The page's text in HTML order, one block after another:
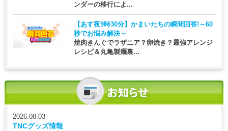
ンダーの移行によ...
【あす夜9時30分】 かまいたちの瞬間回答!～60
秒でお悩み解決～
焼肉きんぐでラザニア？卵焼き？最強アレンジ
レシピ＆丸亀製麺裏...
2026.08.03
TNCグッズ情報